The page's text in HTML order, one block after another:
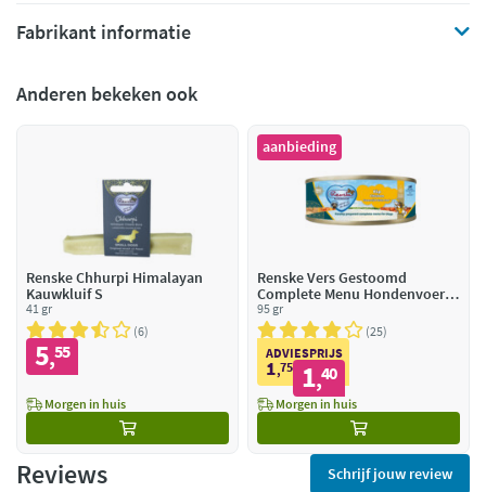
Fabrikant informatie
Anderen bekeken ook
Renske Chhurpi Himalayan
Kauwkluif S
41 gr
6
5,55
Morgen in huis
aanbieding
Renske Vers Gestoomd
Complete Menu Hondenvoer
Nat Kip Graanvrij
95 gr
25
ADVIESPRIJS
1,75 1,40
Morgen in huis
Reviews Schrijf jouw review